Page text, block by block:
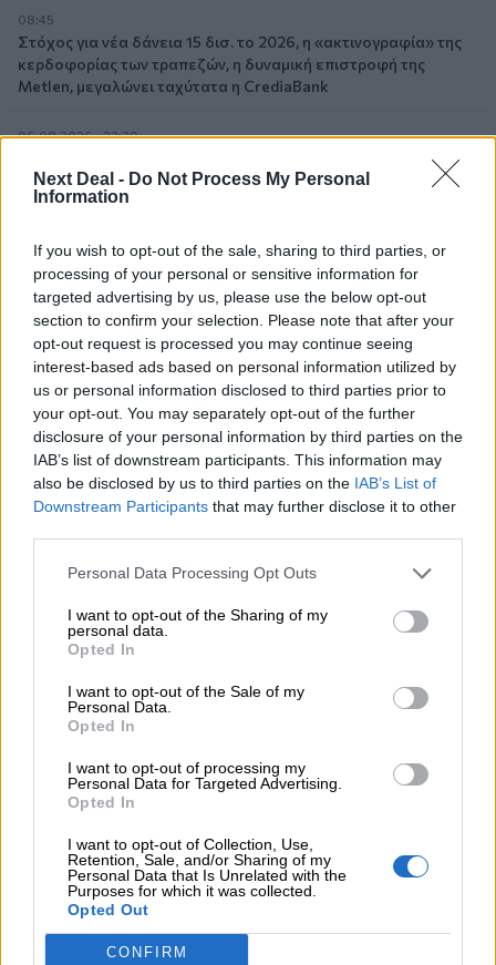
Next Deal - Do Not Process My Personal
Information
If you wish to opt-out of the sale, sharing to third parties, or
processing of your personal or sensitive information for
targeted advertising by us, please use the below opt-out
section to confirm your selection. Please note that after your
opt-out request is processed you may continue seeing
interest-based ads based on personal information utilized by
us or personal information disclosed to third parties prior to
your opt-out. You may separately opt-out of the further
disclosure of your personal information by third parties on the
IAB’s list of downstream participants. This information may
also be disclosed by us to third parties on the IAB’s List of
Downstream Participants that may further disclose it to other
Personal Data Processing Opt Outs
I want to opt-out of the Sharing of my
personal data.
Opted In
I want to opt-out of the Sale of my
Personal Data.
Opted In
I want to opt-out of processing my
Personal Data for Targeted Advertising.
Opted In
I want to opt-out of Collection, Use,
Retention, Sale, and/or Sharing of my
Personal Data that Is Unrelated with the
Purposes for which it was collected.
Opted Out
CONFIRM
08:45
Στόχος για νέα δάνεια 15 δισ. το 2026, η «ακτινογραφία» της
κερδοφορίας των τραπεζών, η δυναμική επιστροφή της
Metlen, μεγαλώνει ταχύτατα η CrediaBank
06.08.2026 - 22:39
10.000 φορές η διεθνής επιστημονική κοινότητα παρέπεμψε
στο έργο του – Ποιος είναι ο Έλληνας χειρουργός Χρήστος
Κοντοβουνήσιος
06.08.2026 - 14:55
Μιχάλης Τάτσης, Insurance & Healthcare Analyst, διευθυντής
Επιχειρηματικής Ανάπτυξης Ομίλου HHG
06.08.2026 - 13:30
Όταν η επόμενη μέρα είναι στάχτη, τι θα πει ο Ασφαλιστικός
Διαμεσολαβητής στον πελάτη κλάδου υγείας;
06.08.2026 - 12:22
Kavita Patel - PhARMA Innovation Forum: Ένα στα πέντε
καινοτόμα φάρμακα φτάνει τελικά στην Ελλάδα
ζητούν οι έμποροι από την Κυβέρνηση
06.08.2026 - 10:45
Ευρώπη: Μπορεί η κλιματική αλλαγή να οδηγήσει σε
06.08.2026 - 09:15
06.08.2026 - 08:40
Η γαλλική «ψήφος» στο «καλώδιο» και τα συμφέροντα, οι
ελληνικές τράπεζες «πρωταθλήτριες» στα δάνεια, νέο deal
Βαρδινογιάννη- Εξάρχου και ο διπλασιασμός των κερδών της
05.08.2026 - 13:37
Randy Schekman, Νομπελίστας Ιατρικής: «Σε πέντε χρόνια